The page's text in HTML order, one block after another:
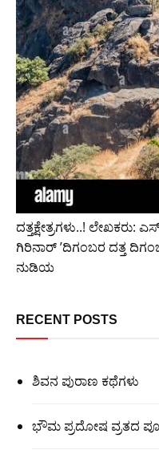
ದತ್ತಕ್ಷೇತ್ರಗಳು..! ಲೇಖಕರು:
ಗಿರಿನಾರ್ ’ದಿಗಂಬರ ದತ್ತ
ನುಡಿಯ
RECENT POSTS
ಶಿವನ ಪುರಾಣ ಕಥೆಗಳು
ಭೌಮ ಪ್ರದೋಷ ವ್ರತದ